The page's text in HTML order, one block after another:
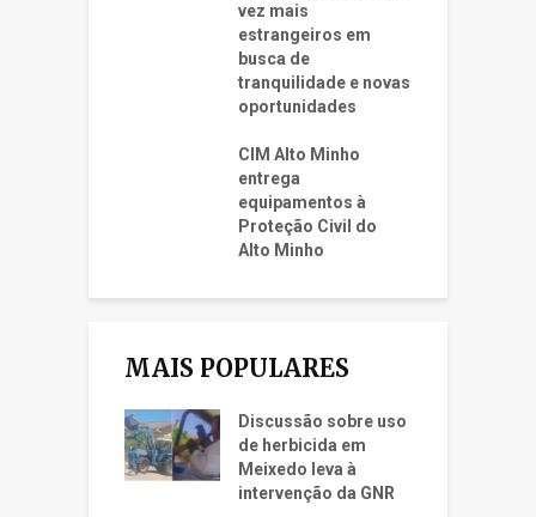
vez mais
estrangeiros em
busca de
tranquilidade e novas
oportunidades
CIM Alto Minho
entrega
equipamentos à
Proteção Civil do
Alto Minho
MAIS POPULARES
Discussão sobre uso
de herbicida em
Meixedo leva à
intervenção da GNR